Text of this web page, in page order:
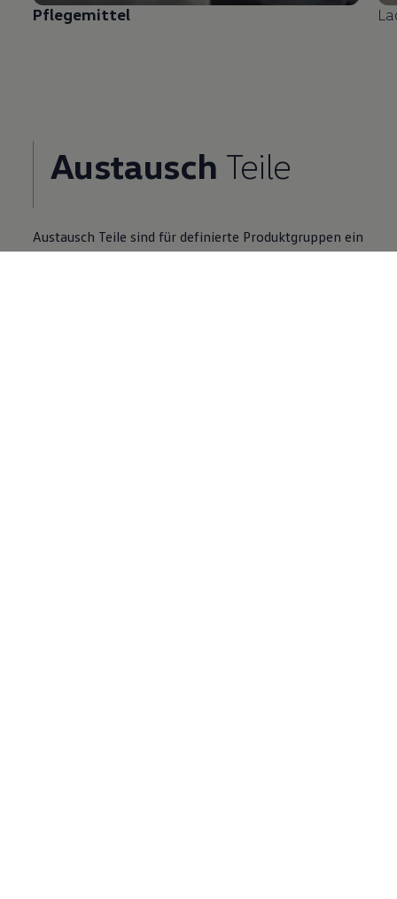
Pflegemittel
Austausch Teile
Austausch Teile sind für definierte Produktgruppen ein